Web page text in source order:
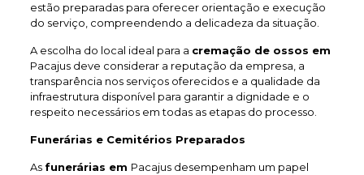
estão preparadas para oferecer orientação e execução
do serviço, compreendendo a delicadeza da situação.
A escolha do local ideal para a cremação de ossos em
Pacajus deve considerar a reputação da empresa, a
transparência nos serviços oferecidos e a qualidade da
infraestrutura disponível para garantir a dignidade e o
respeito necessários em todas as etapas do processo.
Funerárias e Cemitérios Preparados
As funerárias em Pacajus desempenham um papel